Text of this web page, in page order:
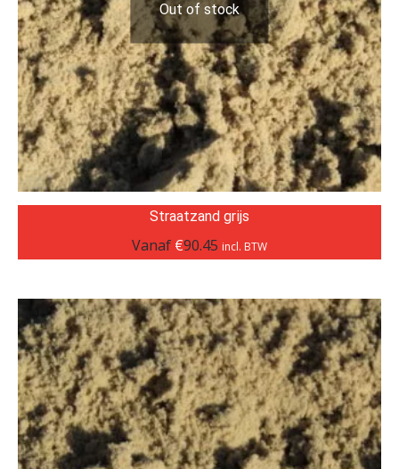
Out of stock
Straatzand grijs
Vanaf €90.45 incl. BTW